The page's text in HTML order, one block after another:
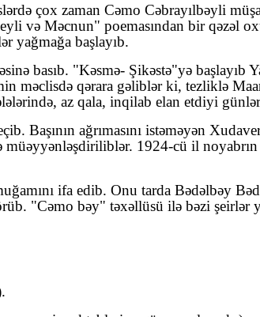
çox zaman Cəmo Cəbrayılbəyli
və Məcnun" poemasından bir qəzəl
yağmağa başlayıb.
basıb. "Kəsmə- Şikəstə"yə
məclisdə qərara gəliblər ki, tezliklə
az qala, inqilab elan etdiyi
Başının ağrımasını istəməyən
müəyyənləşdiriliblər. 1924-cü il
ifa edib. Onu tarda Bədəlbəy
"Cəmo bəy" təxəllüsü ilə bəzi şeirlər